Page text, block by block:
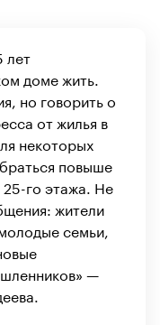
лет
доме жить.
но говорить о
от жилья в
некоторых
повыше
го этажа. Не
жители
семьи,
—